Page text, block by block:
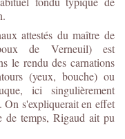
attestés du maître de
de Verneuil) est
le rendu des carnations
(yeux, bouche) ou
ici singulièrement
On s'expliquerait en effet
de temps, Rigaud ait pu